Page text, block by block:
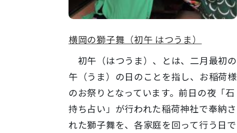
横岡の獅子舞（初午 はつうま）
初午（はつうま）、とは、二月最初の
午（うま）の日のことを指し、お稲荷様
のお祭りとなっています。前日の夜「石
持ち占い」が行われた稲荷神社で奉納さ
れた獅子舞を、各家庭を回って行う日で